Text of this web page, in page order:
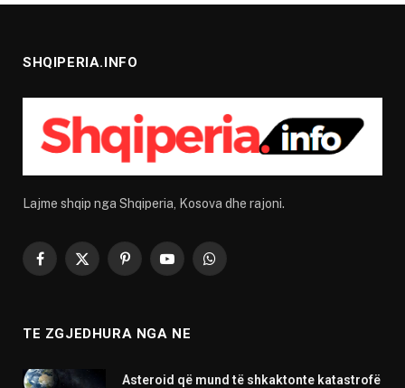
SHQIPERIA.INFO
Lajme shqip nga Shqiperia, Kosova dhe rajoni.
Facebook
X
PinterestYouTubeWhatsApp
TE ZGJEDHURA NGA NE
Asteroid që mund të shkaktonte katastrofë